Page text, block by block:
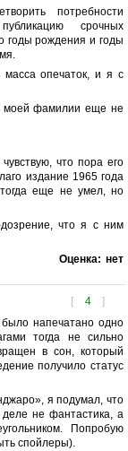
потребности
срочных
годы рождения и годы
масса опечаток, и я с
моей фамилии еще не
что пора его
издание 1965 года
еще не умел, но
что я с ним
Оценка: нет
[ 4 ]
напечатано одно
тогда не сильно
в сон, который
получило статус
я подумал, что
не фантастика, а
Попробую
спойлеры).